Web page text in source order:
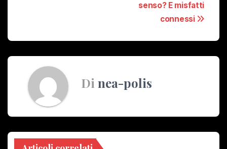
senso? E misfatti
connessi
Di nea-polis